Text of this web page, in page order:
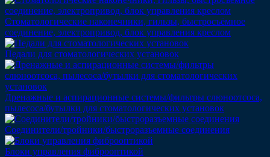
Стоматологические наконечники, гильзы, быстросъёмное
соединение, электропривод, блок управления креслом
Педали для стоматологических установок
Дренажные и аспирационные системы/фильтры слюноотсоса,
пылесоса/бутылки для стоматологических установок
Соединители/тройники/быстроразъемные соединения
Блоки управления фиброоптикой